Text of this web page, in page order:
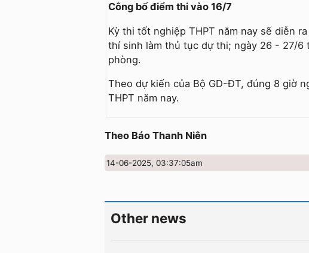
Công bố điểm thi vào 16/7
Kỳ thi tốt nghiệp THPT năm nay sẽ diễn
thí sinh làm thủ tục dự thi; ngày 26 - 27/6
phòng.
Theo dự kiến của Bộ GD-ĐT, đúng 8 giờ
THPT năm nay.
Theo Báo Thanh Niên
14-06-2025, 03:37:05am
Other news